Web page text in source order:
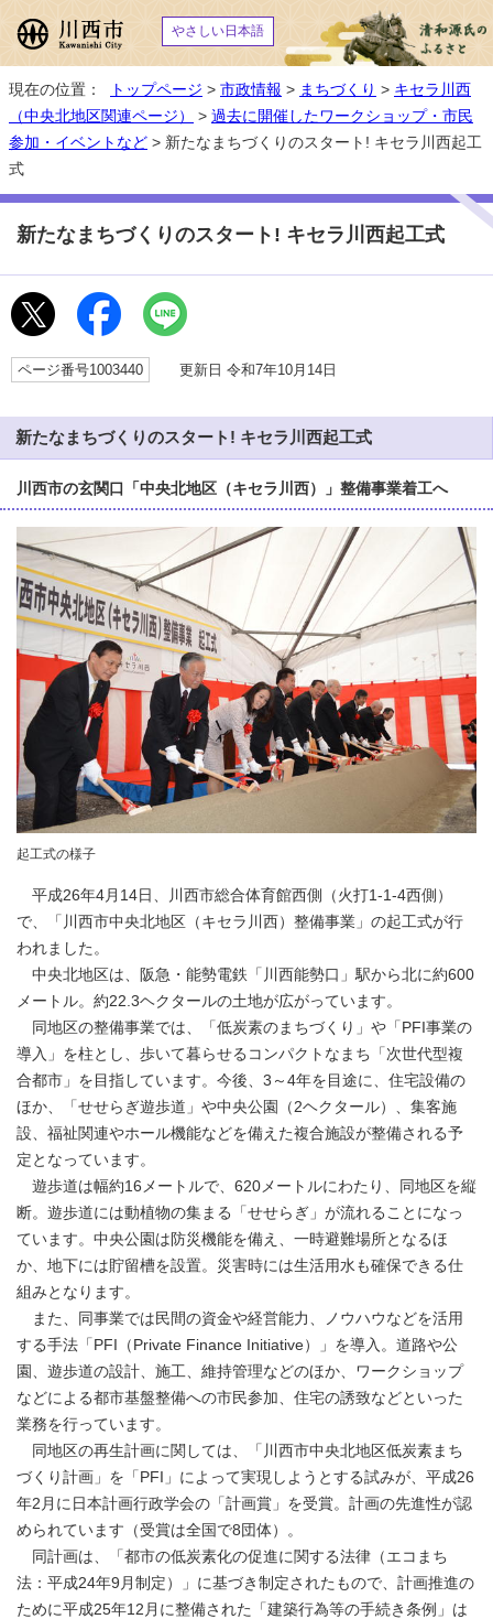
やさしい日本語
現在の位置： トップページ > 市政情報 > まちづくり > キセラ川西
（中央北地区関連ページ）
> 過去に開催したワークショップ・市民
参加・イベントなど > 新たなまちづくりのスタート! キセラ川西起工
式
新たなまちづくりのスタート! キセラ川西起工式
ページ番号1003440 更新日 令和7年10月14日
新たなまちづくりのスタート! キセラ川西起工式
川西市の玄関口「中央北地区（キセラ川西）」整備事業着工へ
起工式の様子
平成26年4月14日、川西市総合体育館西側（火打1-1-4西側）
で、「川西市中央北地区（キセラ川西）整備事業」の起工式が行
われました。
中央北地区は、阪急・能勢電鉄「川西能勢口」駅から北に約600
メートル。約22.3ヘクタールの土地が広がっています。
同地区の整備事業では、「低炭素のまちづくり」や「PFI事業の
導入」を柱とし、歩いて暮らせるコンパクトなまち「次世代型複
合都市」を目指しています。今後、3～4年を目途に、住宅設備の
ほか、「せせらぎ遊歩道」や中央公園（2ヘクタール）、集客施
設、福祉関連やホール機能などを備えた複合施設が整備される予
定となっています。
遊歩道は幅約16メートルで、620メートルにわたり、同地区を縦
断。遊歩道には動植物の集まる「せせらぎ」が流れることになっ
ています。中央公園は防災機能を備え、一時避難場所となるほ
か、地下には貯留槽を設置。災害時には生活用水も確保できる仕
組みとなります。
また、同事業では民間の資金や経営能力、ノウハウなどを活用
する手法「PFI（Private Finance Initiative）」を導入。道路や公
園、遊歩道の設計、施工、維持管理などのほか、ワークショップ
などによる都市基盤整備への市民参加、住宅の誘致などといった
業務を行っています。
同地区の再生計画に関しては、「川西市中央北地区低炭素まち
づくり計画」を「PFI」によって実現しようとする試みが、平成26
年2月に日本計画行政学会の「計画賞」を受賞。計画の先進性が認
められています（受賞は全国で8団体）。
同計画は、「都市の低炭素化の促進に関する法律（エコまち
法：平成24年9月制定）」に基づき制定されたもので、計画推進の
ために平成25年12月に整備された「建築行為等の手続き条例」は